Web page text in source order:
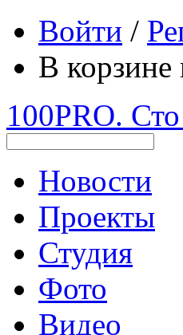
Войти /
В корзине
100PRO.
Новости
Проекты
Студия
Фото
Видео